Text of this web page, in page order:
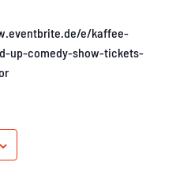
e/kaffee-
up-comedy-show-tickets-